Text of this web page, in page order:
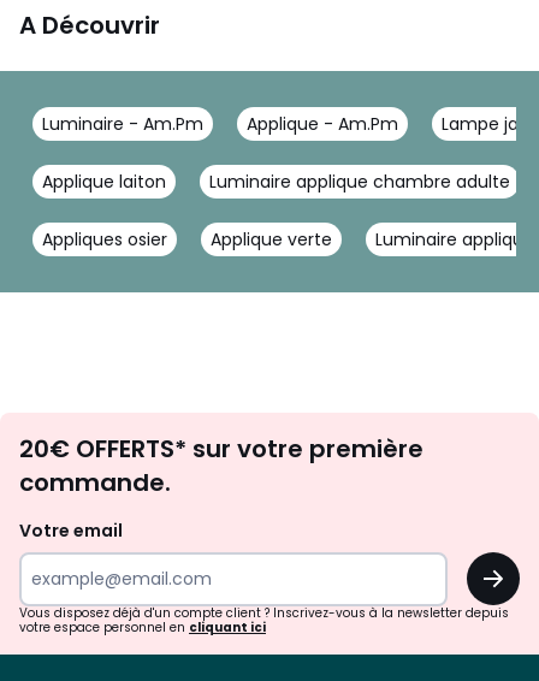
A Découvrir
Luminaire - Am.Pm Applique - Am.Pm Lampe
Applique laiton Luminaire applique chambre adulte
Appliques osier Applique verte Luminaire
d'inspirations
surprises?
20€ OFFERTS* sur votre première
commande.
Votre email
OK
Vous disposez déjà d'un compte client ? Inscrivez-vous à la newsletter depuis
votre espace personnel en cliquant ici